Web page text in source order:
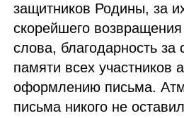
защитников Родины, за
скорейшего
слова, благодарность за
памяти всех участников
оформлению письма.
письма никого не